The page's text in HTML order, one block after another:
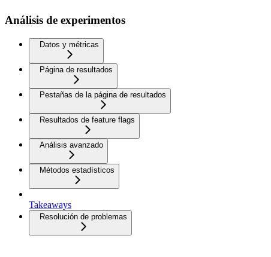
Análisis de experimentos
Datos y métricas
Página de resultados
Pestañas de la página de resultados
Resultados de feature flags
Análisis avanzado
Métodos estadísticos
Takeaways
Resolución de problemas